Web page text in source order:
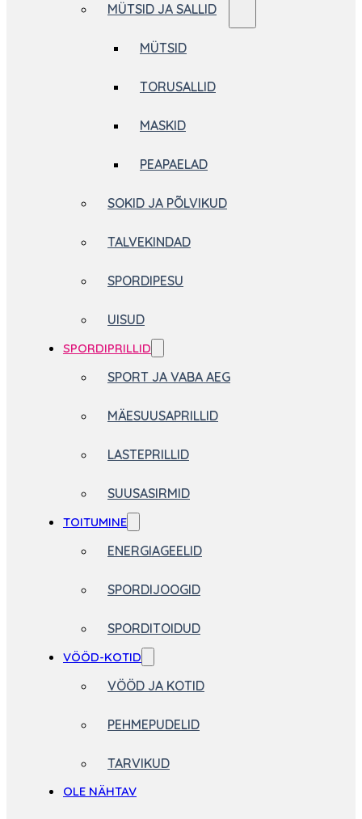
MÜTSID JA SALLID
MÜTSID
TORUSALLID
MASKID
PEAPAELAD
SOKID JA PÕLVIKUD
TALVEKINDAD
SPORDIPESU
UISUD
SPORDIPRILLID
SPORT JA VABA AEG
MÄESUUSAPRILLID
LASTEPRILLID
SUUSASIRMID
TOITUMINE
ENERGIAGEELID
SPORDIJOOGID
SPORDITOIDUD
VÖÖD-KOTID
VÖÖD JA KOTID
PEHMEPUDELID
TARVIKUD
OLE NÄHTAV